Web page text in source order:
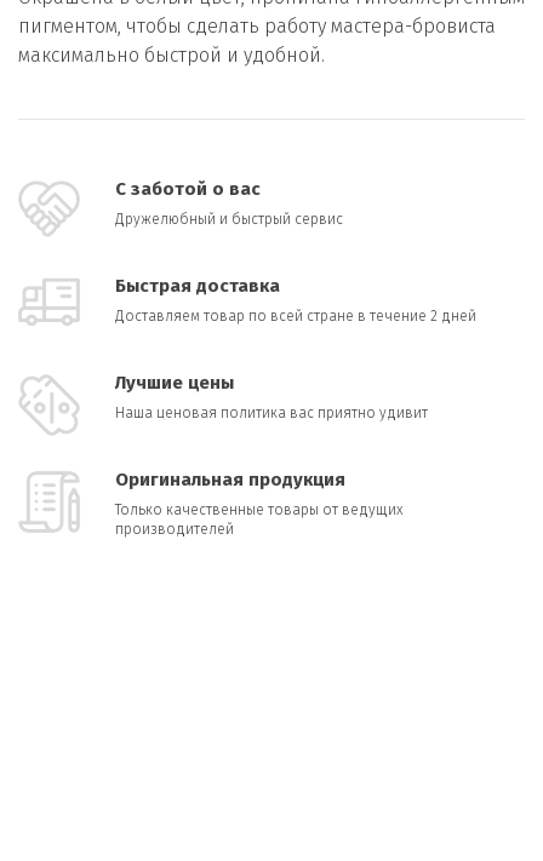
пигментом, чтобы сделать работу мастера-бровиста
максимально быстрой и удобной.
С заботой о вас
Дружелюбный и быстрый сервис
Быстрая доставка
Доставляем товар по всей стране в течение 2 дней
Лучшие цены
Наша ценовая политика вас приятно удивит
Оригинальная продукция
Только качественные товары от ведущих
производителей